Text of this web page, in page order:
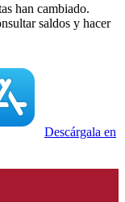
han cambiado.
saldos y hacer
Descárgala en